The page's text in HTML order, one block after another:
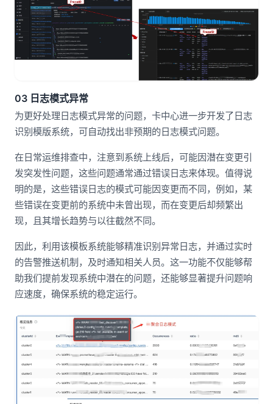
03 日志模式异常
为更好处理日志模式异常的问题，卡中心进一步开发了日志
识别模版系统，可自动找出非预期的日志模式问题。
在日常运维排查中，注意到系统上线后，可能因潜在变更引
发突发性问题，这些问题通常通过错误日志来体现。值得说
明的是，这些错误日志的模式可能因变更而不同，例如，某
些错误在变更前的系统中未曾出现，而在变更后却频繁出
现，且其增长趋势与以往截然不同。
因此，利用该模板系统能够精准识别异常日志，并通过实时
的告警推送机制，及时通知相关人员。这一功能不仅能够帮
助我们提前发现系统中潜在的问题，还能够显著提升问题响
应速度，确保系统的稳定运行。